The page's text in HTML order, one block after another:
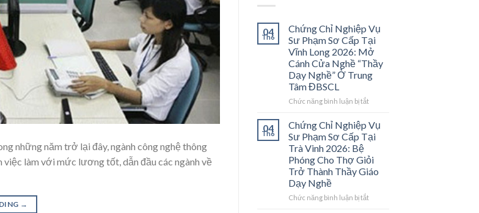
những năm trở lại đây, ngành công nghệ thông
làm với mức lương tốt, dẫn đầu các ngành về
→
04
Th6
Chứng Chỉ Nghiệp Vụ
Sư Phạm Sơ Cấp Tại
Vĩnh Long 2026: Mở
Cánh Cửa Nghề “Thầy
Dạy Nghề” Ở Trung
Tâm ĐBSCL
Chức năng bình luận bị tắtở
Chỉ
Nghiệp
Vụ
Phạm
Sơ
04
Th6
Chứng Chỉ Nghiệp Vụ
Sư Phạm Sơ Cấp Tại
Trà Vinh 2026: Bệ
Phóng Cho Thợ Giỏi
Trở Thành Thầy Giáo
Dạy Nghề
Chức năng bình luận bị tắtở